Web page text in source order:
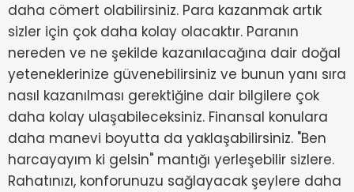
daha cömert olabilirsiniz. Para kazanmak artık
sizler için çok daha kolay olacaktır. Paranın
nereden ve ne şekilde kazanılacağına dair doğal
yeteneklerinize güvenebilirsiniz ve bunun yanı sıra
nasıl kazanılması gerektiğine dair bilgilere çok
daha kolay ulaşabileceksiniz. Finansal konulara
daha manevi boyutta da yaklaşabilirsiniz. "Ben
harcayayım ki gelsin" mantığı yerleşebilir sizlere.
Rahatınızı, konforunuzu sağlayacak şeylere daha